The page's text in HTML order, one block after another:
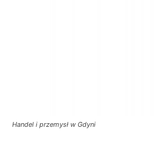
Handel i przemysł w Gdyni